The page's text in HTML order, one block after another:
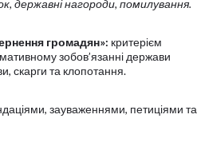
державні нагороди, помилування.
громадян»: критерієм
зобов’язанні держави
скарги та клопотання.
зауваженнями, петиціями та